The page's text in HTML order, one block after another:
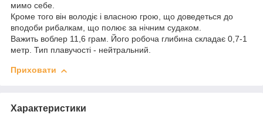
мимо себе.
Кроме того він володіє і власною грою, що доведеться до
вподоби рибалкам, що полює за нічним судаком.
Важить воблер 11,6 грам. Його робоча глибина складає 0,7-1
метр. Тип плавучості - нейтральний.
Приховати
Характеристики